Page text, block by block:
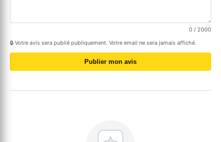
0 / 2000
🔒 Votre avis sera publié publiquement. Votre email ne sera jamais affiché.
Publier mon avis